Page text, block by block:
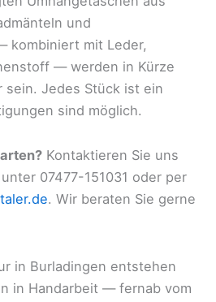
und
kombiniert mit Leder,
— werden in Kürze
sein. Jedes Stück ist ein
sind möglich.
Kontaktieren Sie uns
07477-151031 oder per
. Wir beraten Sie gerne
in Burladingen entstehen
in Handarbeit — fernab vom